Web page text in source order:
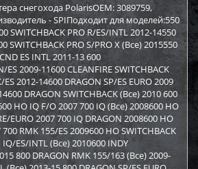
снегохода PolarisOEM: 3089759,
- SPIПодходит для моделей:550
SWITCHBACK PRO R/ES/INTL 2012-14550
SWITCHBACK PRO S/PRO X (Все) 2015550
ES INTL 2011-13 600
ES 2009-11600 CLEANFIRE SWITCHBACK
2012-14600 DRAGON SP/ES EURO 2009
DRAGON SWITCHBACK (Все) 2010 600
HO IQ F/O 2007 700 IQ (Все) 2008600 HO
EURO 2007 700 IQ DRAGON 2008600 HO
RMK 155/ES 2009600 HO SWITCHBACK
ES/INTL (Все) 2010600 INDY
800 DRAGON RMK 155/163 (Все) 2009-